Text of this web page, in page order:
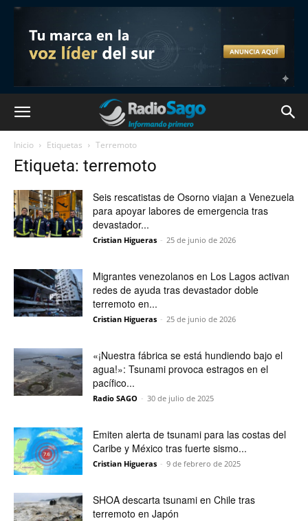
Inicio Etiquetas Terremoto
Etiqueta: terremoto
Seis rescatistas de Osorno viajan a Venezuela
para apoyar labores de emergencia tras
devastador...
Cristian Higueras - 25 de junio de 2026
Migrantes venezolanos en Los Lagos activan
redes de ayuda tras devastador doble
terremoto en...
Cristian Higueras - 25 de junio de 2026
«¡Nuestra fábrica se está hundiendo bajo el
agua!»: Tsunami provoca estragos en el
pacífico...
Radio SAGO - 30 de julio de 2025
Emiten alerta de tsunami para las costas del
Caribe y México tras fuerte sismo...
Cristian Higueras - 9 de febrero de 2025
SHOA descarta tsunami en Chile tras
terremoto en Japón